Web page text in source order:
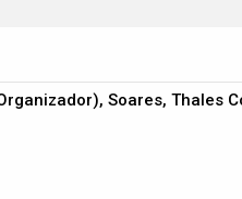
Soares, Thales